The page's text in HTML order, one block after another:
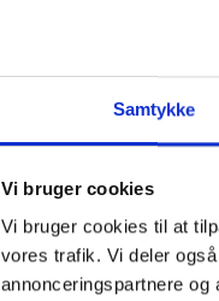
Samtykke
Vi bruger cookies
Vi bruger cookies til at
vores trafik. Vi deler
annonceringspartnere og